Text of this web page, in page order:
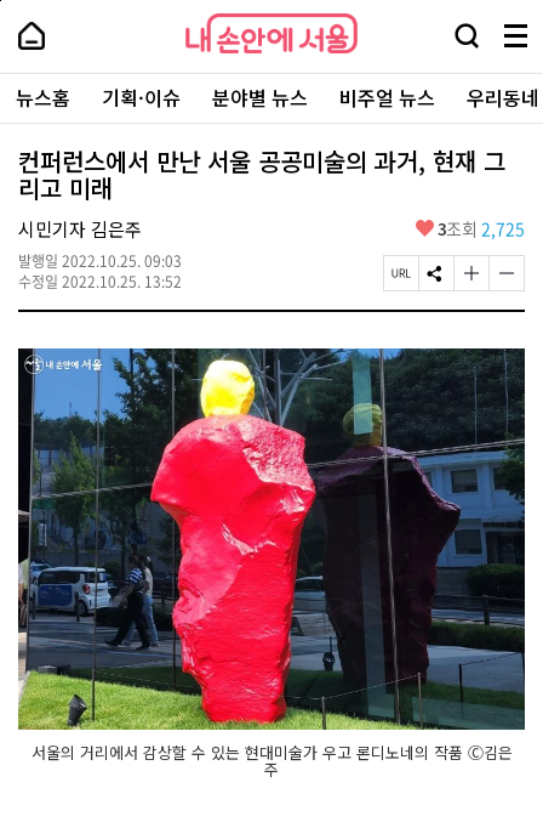
본
로
가
내
손
안
에
서
울
-
서
울
시
대
표
소
통
포
내
손
에
울
검
창
열
기
메
뉴
전
체
보
주
요
서
뉴스홈 기획·이슈 분야별 뉴스 비주얼 뉴스 우리동
컨퍼런스에서 만난 서울 공공미술의 과거, 현재 그
리고 미래
시민기자 김은주
발행일 2022.10.25. 09:03
수정일 2022.10.25. 13:52
좋
요
3조회 2,725
페
이
U
R
L
복
사
S
N
공
유
하
기
글
자
기
크
게
변
경
하
기
글
자
기
작
게
변
경
하
기
서울의 거리에서 감상할 수 있는 현대미술가 우고 론디노네의 작품 Ⓒ김은
주
페
상
단
로